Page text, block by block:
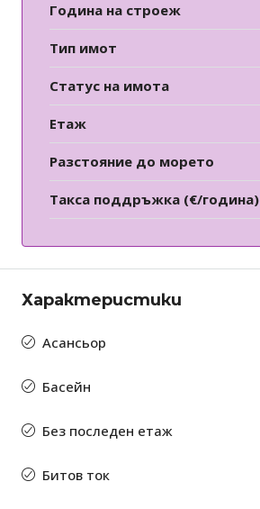
Година на строеж
Тип имот
Статус на имота
Етаж
Разстояние до морето
Такса поддръжка (€/година)
Характеристики
Асансьор
Басейн
Без последен етаж
Битов ток